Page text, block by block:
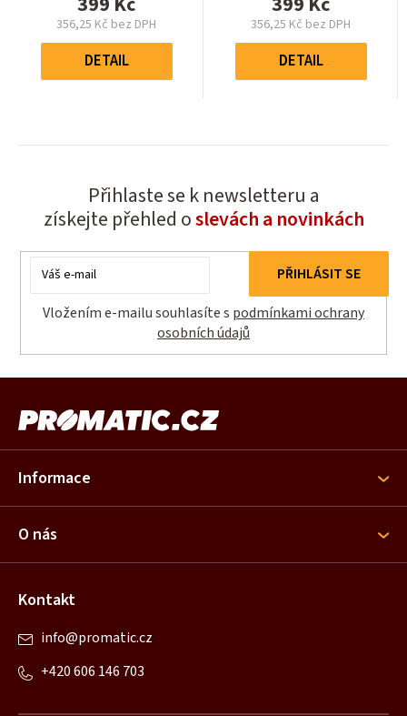
z
hvězdiček.
356,25 Kč bez DPH
Měrná
cena:
DETAIL
z
hvězdiček.
356,25 Kč bez DPH
Měrná
cena:
DETAIL
Přihlaste se k newsletteru a
získejte přehled oslevách a novinkách
E-
Vložením e-mailu souhlasíte s podmínkami ochrany
osobních údajů
PŘIHLÁSIT SE
p
t
Informace
O nás
Kontakt
info@promatic.cz
+420 606 146 703